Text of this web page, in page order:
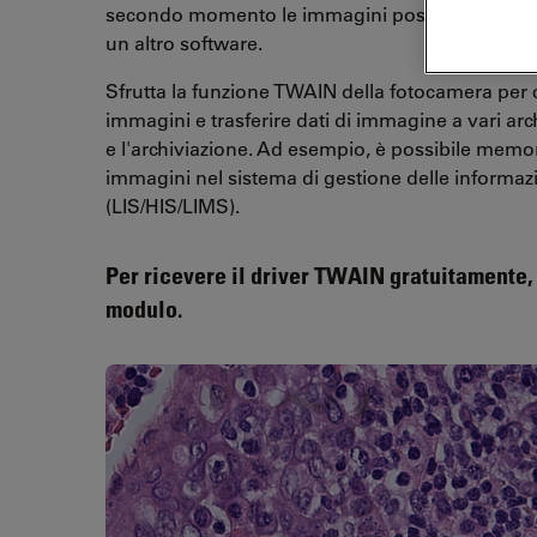
secondo momento le immagini possono
un altro software.
Sfrutta la funzione TWAIN della fotocamera
immagini e trasferire dati di immagine a vari
e l'archiviazione. Ad esempio, è possibile
immagini nel sistema di gestione delle
(LIS/HIS/LIMS).
Per ricevere il driver TWAIN
modulo.